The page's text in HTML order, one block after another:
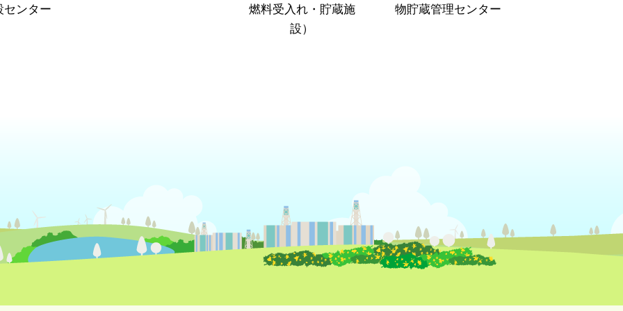
センター
燃料受入れ・貯蔵施
設）
物貯蔵管理センター